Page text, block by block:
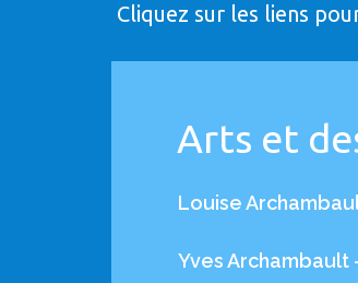
Cliquez sur les liens
Arts et
Louise
Yves Archambault